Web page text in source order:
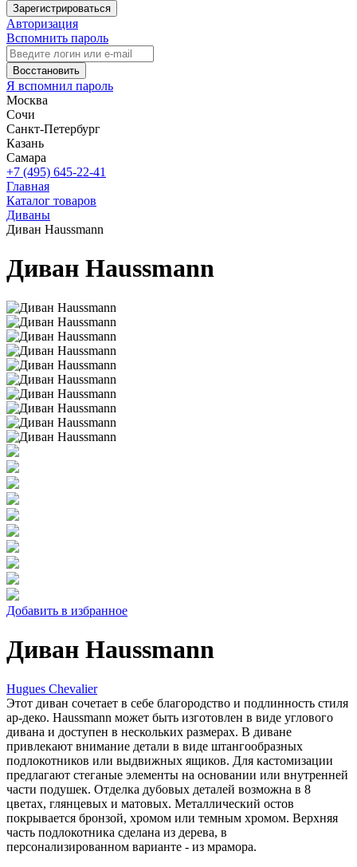
Зарегистрироваться
Авторизация
Вспомнить пароль
Восстановить
Я вспомнил пароль
Москва
Сочи
Санкт-Петербург
Казань
Самара
+7 (495) 645-22-41
Главная
Каталог товаров
Диваны
Диван Haussmann
Диван Haussmann
Добавить в избранное
Диван Haussmann
Hugues Chevalier
Этот диван сочетает в себе благородство и подлинность стиля
ар-деко. Haussmann может быть изготовлен в виде углового
дивана и доступен в нескольких размерах. В диване
привлекают внимание детали в виде штангообразных
подлокотников или выдвижных ящиков. Для кастомизации
предлагают стеганые элементы на основании или внутренней
части подушек. Отделка дубовых деталей возможна в 8
цветах, глянцевых и матовых. Металлический остов
покрывается бронзой, хромом или темным хромом. Верхняя
часть подлокотника сделана из дерева, в
персонализированном варианте - из мрамора.